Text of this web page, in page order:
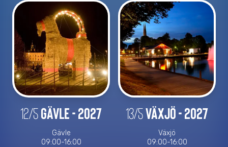
12/5Gävle - 2027
Gävle
09:00-16:00
13/5Växjö - 2027
Växjö
09:00-16:00